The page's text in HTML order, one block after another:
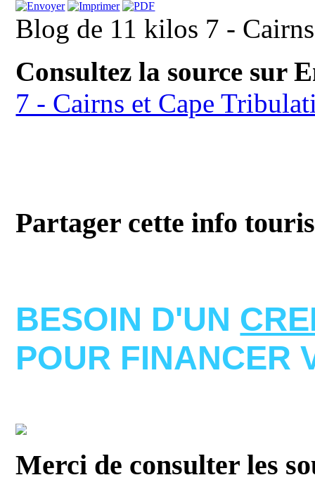
Blog de 11 kilos 7 -
Consultez la source sur
7 - Cairns et Cape
Partager cette info
BESOIN D'UN
POUR FINANCER
Merci de consulter les